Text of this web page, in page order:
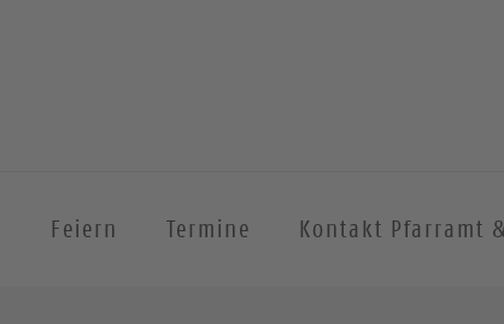
Feiern Termine Kontakt Pfarramt